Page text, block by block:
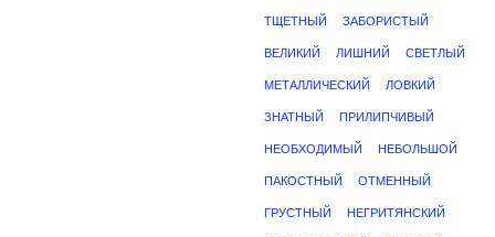
ТЩЕТНЫЙ ЗАБОРИСТЫЙ
ВЕЛИКИЙ ЛИШНИЙ СВЕТЛЫЙ
МЕТАЛЛИЧЕСКИЙ ЛОВКИЙ
ЗНАТНЫЙ ПРИЛИПЧИВЫЙ
НЕОБХОДИМЫЙ НЕБОЛЬШОЙ
ПАКОСТНЫЙ ОТМЕННЫЙ
ГРУСТНЫЙ НЕГРИТЯНСКИЙ